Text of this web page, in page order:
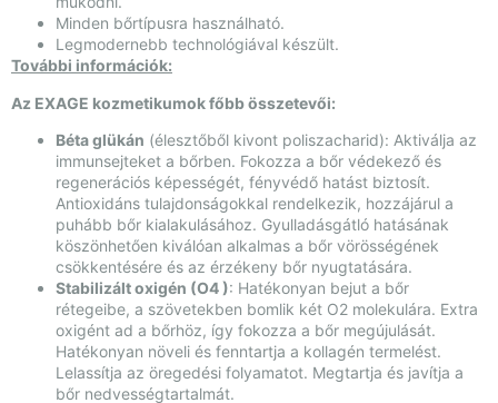
Minden bőrtípusra használható.
Legmodernebb technológiával készült.
További információk:
Az EXAGE kozmetikumok főbb összetevői:
Béta glükán (élesztőből kivont poliszacharid): Aktiválja az
immunsejteket a bőrben. Fokozza a bőr védekező és
regenerációs képességét, fényvédő hatást biztosít.
Antioxidáns tulajdonságokkal rendelkezik, hozzájárul a
puhább bőr kialakulásához. Gyulladásgátló hatásának
köszönhetően kiválóan alkalmas a bőr vörösségének
csökkentésére és az érzékeny bőr nyugtatására.
Stabilizált oxigén (O4 ): Hatékonyan bejut a bőr
rétegeibe, a szövetekben bomlik két O2 molekulára. Extra
oxigént ad a bőrhöz, így fokozza a bőr megújulását.
Hatékonyan növeli és fenntartja a kollagén termelést.
Lelassítja az öregedési folyamatot. Megtartja és javítja a
bőr nedvességtartalmát.